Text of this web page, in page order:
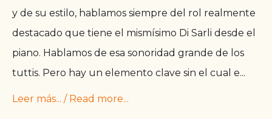
y de su estilo, hablamos siempre del rol realmente
destacado que tiene el mismísimo Di Sarli desde el
piano. Hablamos de esa sonoridad grande de los
tuttis. Pero hay un elemento clave sin el cual e...
Leer más... / Read more...